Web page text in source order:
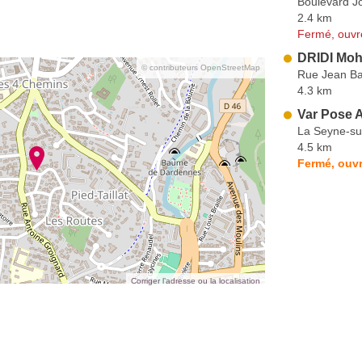
© contributeurs OpenStreetMap
Corriger l’adresse ou la localisation
2.4 km
Fermé,
DRIDI
Rue Jean
4.3 km
Var Pose
La Seyne-
4.5 km
Fermé,